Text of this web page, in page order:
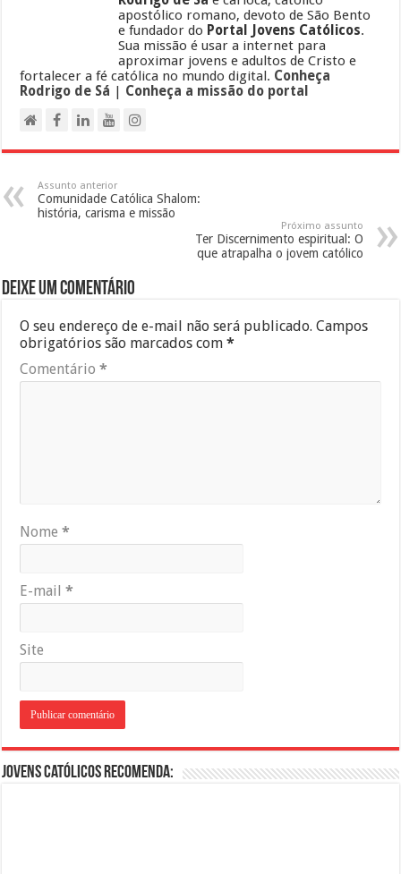
apostólico romano, devoto de São Bento
e fundador do Portal Jovens Católicos.
Sua missão é usar a internet para
aproximar jovens e adultos de Cristo e
fortalecer a fé católica no mundo digital. Conheça
Rodrigo de Sá | Conheça a missão do portal
Assunto anterior
Comunidade Católica Shalom:
história, carisma e missão
Próximo assunto
Ter Discernimento espiritual: O
que atrapalha o jovem católico
Deixe um comentário
O seu endereço de e-mail não será publicado. Campos
obrigatórios são marcados com*
Comentário*
Nome*
E-mail*
Site
Jovens Católicos Recomenda: